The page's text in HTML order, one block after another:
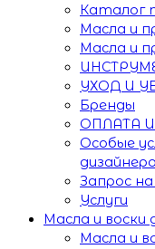
Каталог
Масла и
Масла и
УХОД И
Бренды
ОПЛАТА
Особые
Запрос на
Услуги
Масла и воски
Масла и